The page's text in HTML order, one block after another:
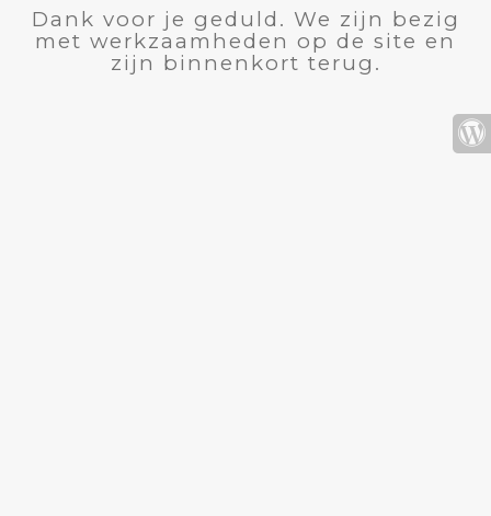
Dank voor je geduld. We zijn bezig
met werkzaamheden op de site en
zijn binnenkort terug.